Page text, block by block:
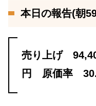
本日の報告(朝
売り上げ
円 原価率